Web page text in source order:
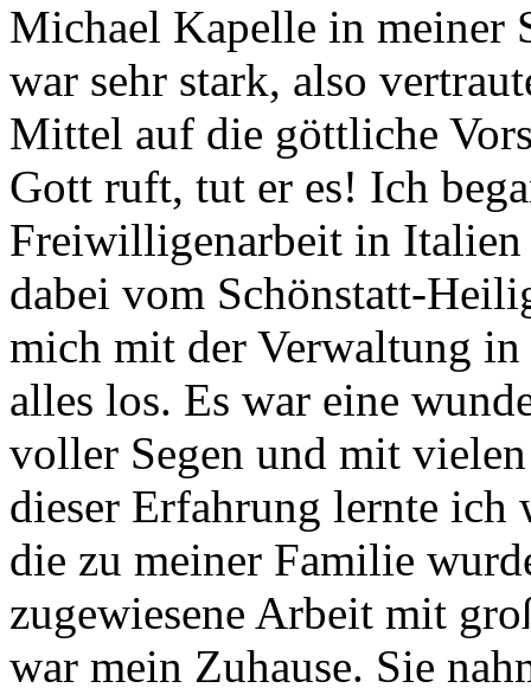
Michael Kapelle in meiner
war sehr stark, also
Mittel auf die göttliche
Gott ruft, tut er es! Ich
Freiwilligenarbeit in Italien
dabei vom Schönstatt-
mich mit der Verwaltung
alles los. Es war eine
voller Segen und mit
dieser Erfahrung lernte ich
die zu meiner Familie
zugewiesene Arbeit mit
war mein Zuhause. Sie